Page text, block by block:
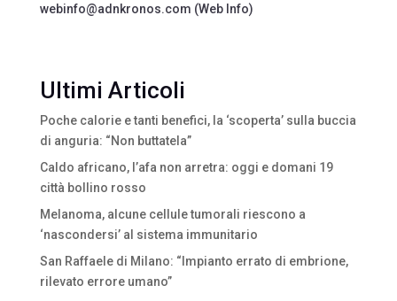
webinfo@adnkronos.com (Web Info)
Ultimi Articoli
Poche calorie e tanti benefici, la ‘scoperta’ sulla buccia
di anguria: “Non buttatela”
Caldo africano, l’afa non arretra: oggi e domani 19
città bollino rosso
Melanoma, alcune cellule tumorali riescono a
‘nascondersi’ al sistema immunitario
San Raffaele di Milano: “Impianto errato di embrione,
rilevato errore umano”